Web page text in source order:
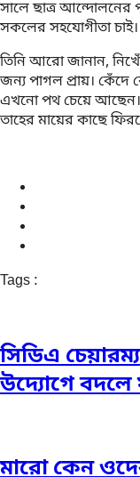
সালে ছাত্র আন্দোলনের
সকলের সহযোগীতা চাই।
তিনি আরো জানান,
জন্য পাগল প্রায়।
এখনো পথ চেয়ে
তাহের মায়ের কাছে
Tags :
সিডিএ
উদ্যোগে বদলে
মারো কেন